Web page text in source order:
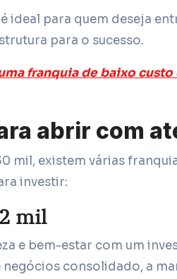
ideal para quem deseja
para o sucesso.
franquia de baixo
abrir com
mil, existem várias
investir:
mil
e bem-estar com um
negócios consolidado, a